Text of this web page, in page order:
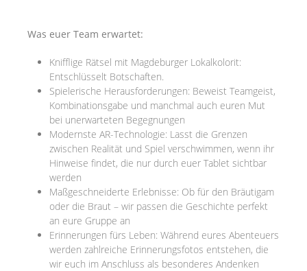
Was euer Team erwartet:
Knifflige Rätsel mit Magdeburger Lokalkolorit:
Entschlüsselt Botschaften.
Spielerische Herausforderungen: Beweist Teamgeist,
Kombinationsgabe und manchmal auch euren Mut
bei unerwarteten Begegnungen
Modernste AR-Technologie: Lasst die Grenzen
zwischen Realität und Spiel verschwimmen, wenn ihr
Hinweise findet, die nur durch euer Tablet sichtbar
werden
Maßgeschneiderte Erlebnisse: Ob für den Bräutigam
oder die Braut – wir passen die Geschichte perfekt
an eure Gruppe an
Erinnerungen fürs Leben: Während eures Abenteuers
werden zahlreiche Erinnerungsfotos entstehen, die
wir euch im Anschluss als besonderes Andenken